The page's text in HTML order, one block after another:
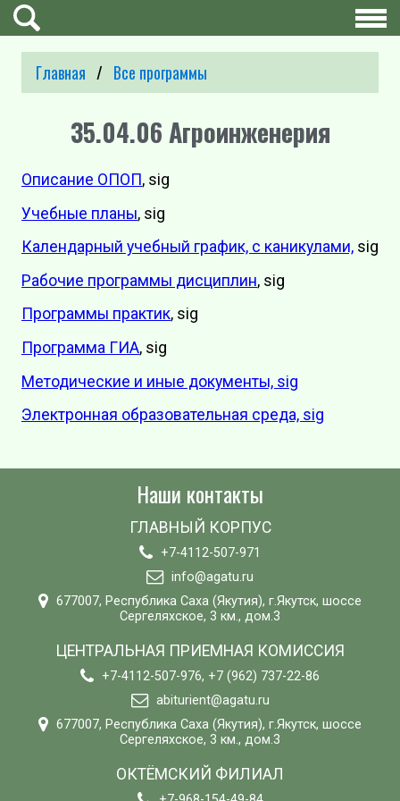
Главная Все программы
35.04.06 Агроинженерия
Описание ОПОП , sig
Учебные планы, sig
Календарный учебный график, с каникулами, sig
Рабочие программы дисциплин, sig
Программы практик, sig
Программа ГИА, sig
Методические и иные документы, sig
Электронная образовательная среда, sig
Наши контакты
ГЛАВНЫЙ КОРПУС
+7-4112-507-971
info@agatu.ru
677007, Республика Саха (Якутия), г.Якутск, шоссе
Сергеляхское, 3 км., дом.3
ЦЕНТРАЛЬНАЯ ПРИЕМНАЯ КОМИССИЯ
+7-4112-507-976, +7 (962) 737-22-86
abiturient@agatu.ru
677007, Республика Саха (Якутия), г.Якутск, шоссе
Сергеляхское, 3 км., дом.3
ОКТЁМСКИЙ ФИЛИАЛ